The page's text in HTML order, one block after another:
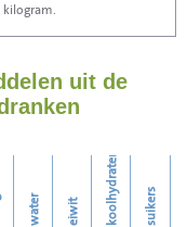
28
32
kilogram.
uit de
water eiwit koolhydraten suikers